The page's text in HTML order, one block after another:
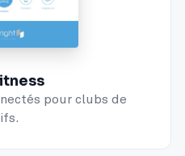
pour clubs de